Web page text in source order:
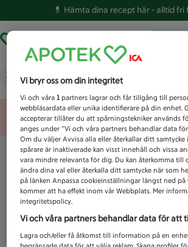
💊 Hämta dina recept här -alltid fri
Vad letar du efter idag?
Unknown error
Vi bryr oss om din integritet
Vi och våra1 partners lagrar och får tillgång till
webbläsardata eller unika identifierare på din enhet.
accepterar tillåter du att spårningstekniker används
anges under ”Vi och våra partners behandlar data
Om du väljer Avvisa alla eller återkallar ditt samtycke
spårare är inaktiverade kan visst innehåll och vissa
vara mindre relevanta för dig. Du kan återkomma till
ändra dina val eller återkalla ditt samtycke när som
på länken Anpassa cookieinställningar längst ned på
kommer att ha effekt inom vår Webbplats. Mer
integritetspolicy.
Vi och våra partners behandlar data för att
Lagra och/eller få åtkomst till information på en